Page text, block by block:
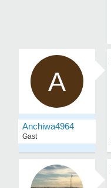
A
Anchiwa4964
Gast